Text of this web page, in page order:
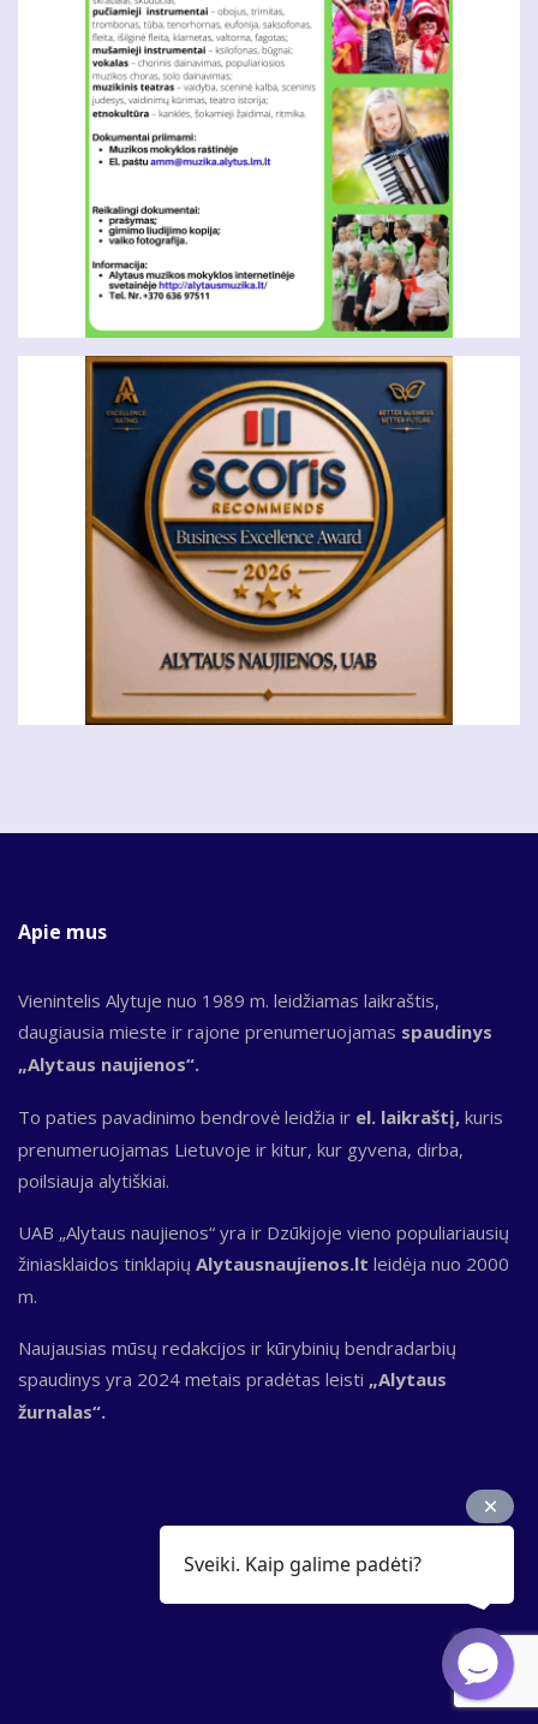
Apie mus
Vienintelis Alytuje nuo 1989 m. leidžiamas laikraštis,
daugiausia mieste ir rajone prenumeruojamas spaudinys
„Alytaus naujienos“.
To paties pavadinimo bendrovė leidžia ir el. laikraštį, kuris
prenumeruojamas Lietuvoje ir kitur, kur gyvena, dirba,
poilsiauja alytiškiai.
UAB „Alytaus naujienos“ yra ir Dzūkijoje vieno populiariausių
žiniasklaidos tinklapių Alytausnaujienos.lt leidėja nuo 2000
m.
Naujausias mūsų redakcijos ir kūrybinių bendradarbių
spaudinys yra 2024 metais pradėtas leisti „Alytaus
žurnalas“.
Sveiki. Kaip galime padėti?